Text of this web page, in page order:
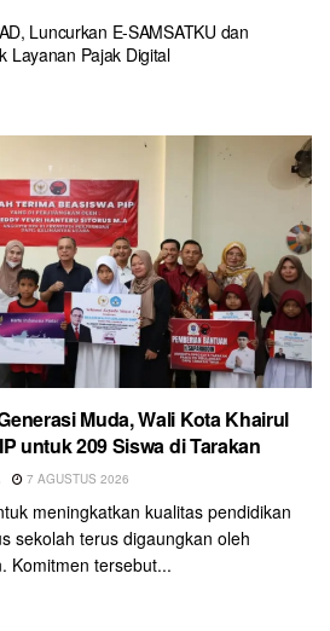
Luncurkan E-SAMSATKU dan
Layanan Pajak Digital
Muda, Wali Kota Khairul
untuk 209 Siswa di Tarakan
7 AGUSTUS 2026
meningkatkan kualitas pendidikan
sekolah terus digaungkan oleh
Komitmen tersebut...